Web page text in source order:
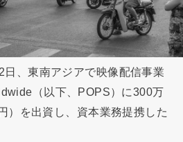
、東南アジアで映像配信事業
（以下、POPS）に300万
）を出資し、資本業務提携した